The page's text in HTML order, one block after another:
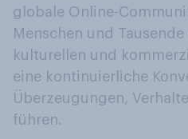
globale Online-
Menschen und
kulturellen und
eine kontinuierliche
Überzeugungen,
führen.